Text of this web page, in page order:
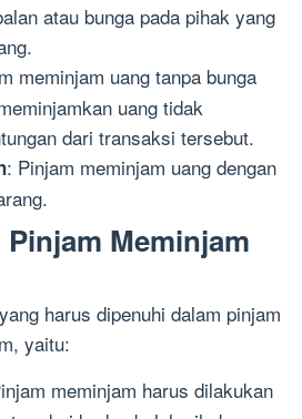
atau bunga pada pihak yang
meminjam uang tanpa bunga
uang tidak
dari transaksi tersebut.
: Pinjam meminjam uang dengan
Meminjam
harus dipenuhi dalam pinjam
yaitu:
meminjam harus dilakukan